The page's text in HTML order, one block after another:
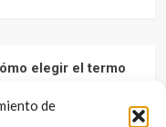
de
elegir el termo